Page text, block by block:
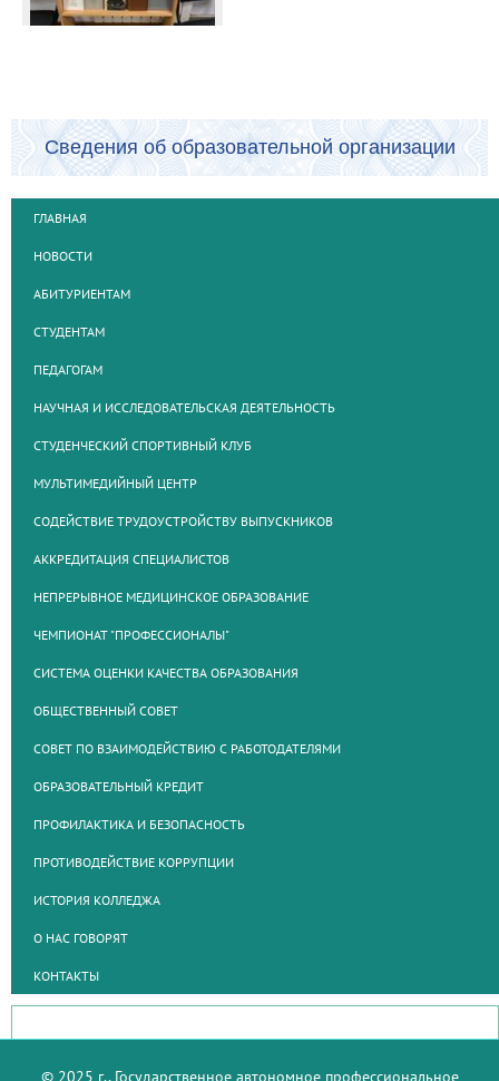
Сведения об образовательной организации
ГЛАВНАЯ
НОВОСТИ
АБИТУРИЕНТАМ
СТУДЕНТАМ
ПЕДАГОГАМ
НАУЧНАЯ И ИССЛЕДОВАТЕЛЬСКАЯ ДЕЯТЕЛЬНОСТЬ
СТУДЕНЧЕСКИЙ СПОРТИВНЫЙ КЛУБ
МУЛЬТИМЕДИЙНЫЙ ЦЕНТР
СОДЕЙСТВИЕ ТРУДОУСТРОЙСТВУ ВЫПУСКНИКОВ
АККРЕДИТАЦИЯ СПЕЦИАЛИСТОВ
НЕПРЕРЫВНОЕ МЕДИЦИНСКОЕ ОБРАЗОВАНИЕ
ЧЕМПИОНАТ "ПРОФЕССИОНАЛЫ"
СИСТЕМА ОЦЕНКИ КАЧЕСТВА ОБРАЗОВАНИЯ
ОБЩЕСТВЕННЫЙ СОВЕТ
СОВЕТ ПО ВЗАИМОДЕЙСТВИЮ С РАБОТОДАТЕЛЯМИ
ОБРАЗОВАТЕЛЬНЫЙ КРЕДИТ
ПРОФИЛАКТИКА И БЕЗОПАСНОСТЬ
ПРОТИВОДЕЙСТВИЕ КОРРУПЦИИ
ИСТОРИЯ КОЛЛЕДЖА
О НАС ГОВОРЯТ
КОНТАКТЫ
© 2025 г., Государственное автономное профессиональное